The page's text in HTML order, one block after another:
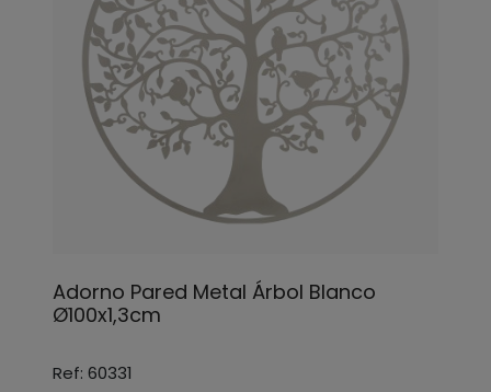
Adorno Pared Metal Árbol Blanco
Ø100x1,3cm
Ref: 60331